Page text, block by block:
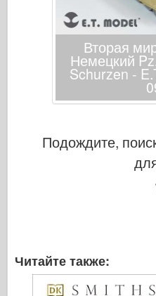
Вторая
Немецкий
Schurzen -
Подождите,
Читайте также: